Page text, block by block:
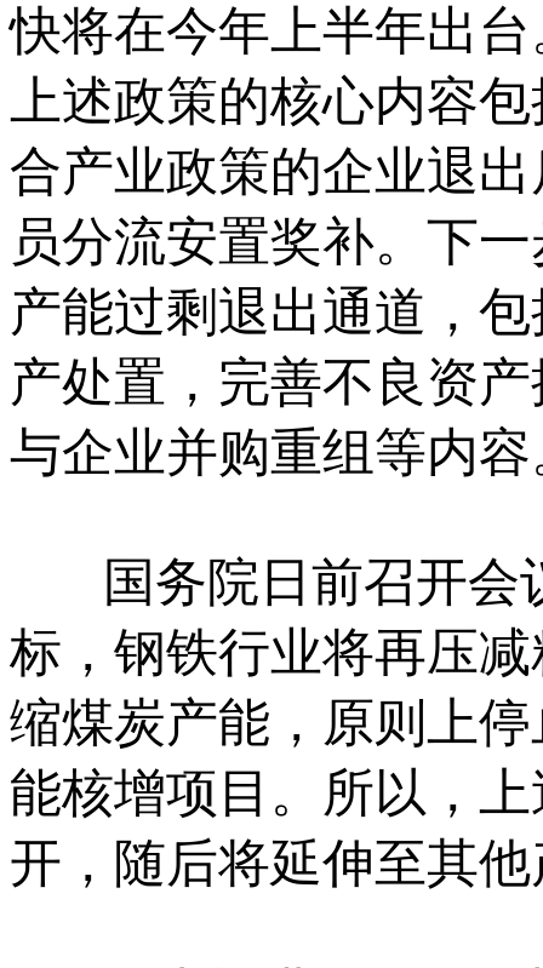
快将在今年上半年出
上述政策的核心内容
合产业政策的企业退
员分流安置奖补。下
产能过剩退出通道，
产处置，完善不良资
与企业并购重组等内容
国务院日前召开会
标，钢铁行业将再压
缩煤炭产能，原则上
能核增项目。所以，
开，随后将延伸至其